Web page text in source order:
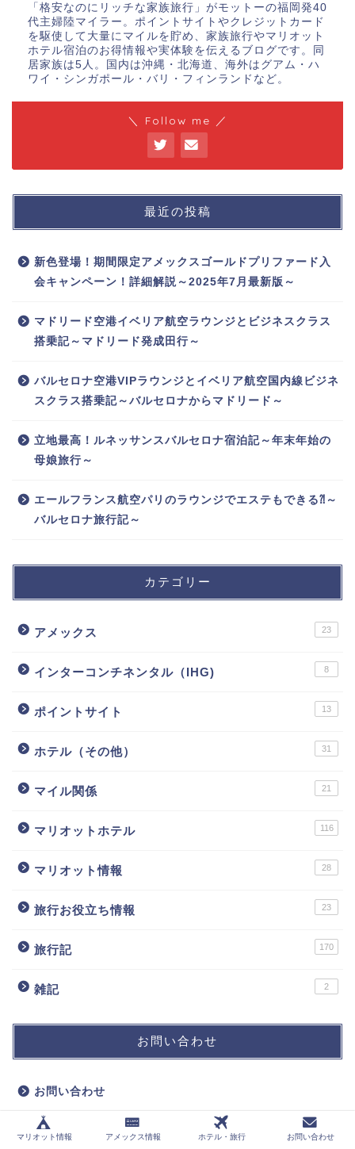
「格安なのにリッチな家族旅行」がモットーの福岡発40
代主婦陸マイラー。ポイントサイトやクレジットカード
を駆使して大量にマイルを貯め、家族旅行やマリオット
ホテル宿泊のお得情報や実体験を伝えるブログです。同
居家族は5人。国内は沖縄・北海道、海外はグアム・ハ
ワイ・シンガポール・バリ・フィンランドなど。
＼ Follow me ／
最近の投稿
新色登場！期間限定アメックスゴールドプリファード入
会キャンペーン！詳細解説～2025年7月最新版～
マドリード空港イベリア航空ラウンジとビジネスクラス
搭乗記～マドリード発成田行～
バルセロナ空港VIPラウンジとイベリア航空国内線ビジネ
スクラス搭乗記～バルセロナからマドリード～
立地最高！ルネッサンスバルセロナ宿泊記～年末年始の
母娘旅行～
エールフランス航空パリのラウンジでエステもできる⁈～
バルセロナ旅行記～
カテゴリー
アメックス 23
インターコンチネンタル（IHG) 8
ポイントサイト 13
ホテル（その他） 31
マイル関係 21
マリオットホテル 116
マリオット情報 28
旅行お役立ち情報 23
旅行記 170
雑記 2
お問い合わせ
お問い合わせ
プライバシーポリシー
マリオット情報 アメックス情報 ホテル・旅行 お問い合わせ